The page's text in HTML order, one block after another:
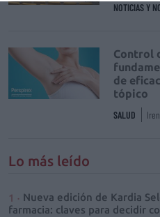
NOTICIAS Y
Control
de
tópico
SALUD
Lo más leído
Nueva edición de Kardia
farmacia: claves para decidir